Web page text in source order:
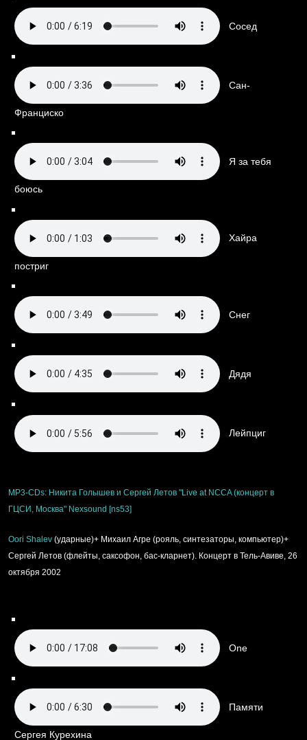
Сосед
Сан-
Франциско
Я за тебя
боюсь
Хайра
постриг
Снег
Дядя
Лейпциг
MP3-CDs: Никита Голышев и Сергей Летов "Live at NCCA (концерт в
ГЦСИ, Москва" Nexsound [ns53]
Oori Shalev (ударные)+ Михаил Агре (рояль, синтезаторы, компьютер)+
Сергей Летов (флейты, саксофон, бас-кларнет). Концерт в Тель-Авиве, 26
октября 2002
One
Памяти
Сергея Курехина